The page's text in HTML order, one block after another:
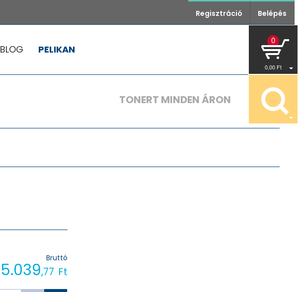
Regisztráció Belépés
BLOG PELIKAN
0
0,00 Ft
TONERT MINDEN ÁRON
Bruttó
5.039,77 Ft